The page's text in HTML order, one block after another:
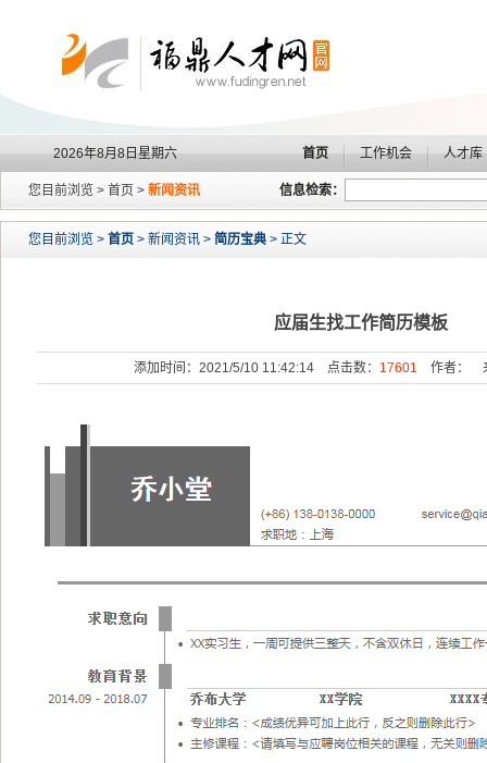
2026年8月8日星期六 首页 工作机会 人才库
您目前浏览 > 首页 > 新闻资讯 信息检索：
您目前浏览 > 首页 > 新闻资讯 > 简历宝典 > 正文
应届生找工作简历模板
添加时间：2021/5/10 11:42:14 点击数： 17601 作者：